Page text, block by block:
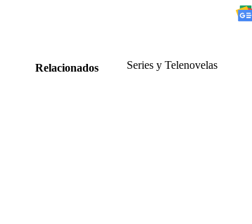
Relacionados Series y Telenovelas